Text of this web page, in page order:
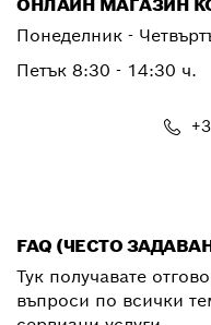
Понеделник -
Петък 8:30 - 14:30 ч.
FAQ (ЧЕСТО
Тук получавате
въпроси по всички